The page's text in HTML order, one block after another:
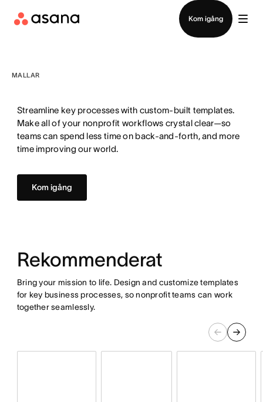
Kom igång
MALLAR
Streamline key processes with custom-built templates.
Make all of your nonprofit workflows crystal clear—so
teams can spend less time on back-and-forth, and more
time improving our world.
Kom igång
Rekommenderat
Bring your mission to life. Design and customize templates
for key business processes, so nonprofit teams can work
together seamlessly.